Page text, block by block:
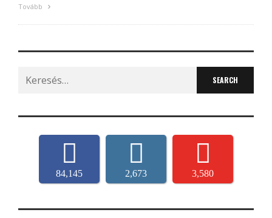
Tovább
Search
for:
84,145 2,673 3,580